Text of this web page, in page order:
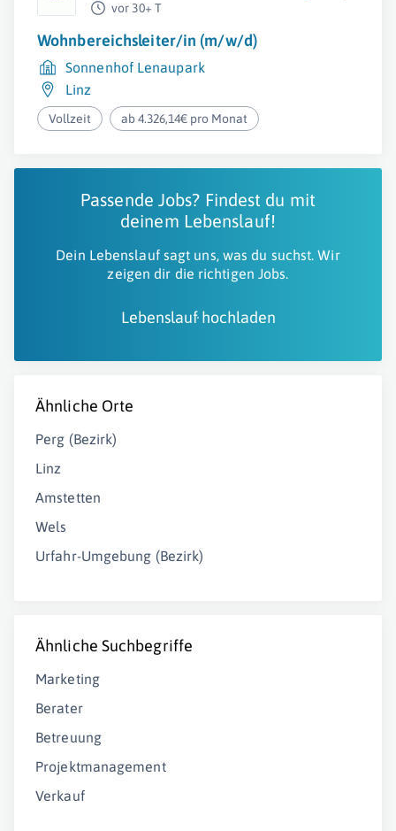
vor 30+ T
Wohnbereichsleiter/in (m/w/d)
Sonnenhof Lenaupark
Linz
Vollzeit ab 4.326,14€ pro Monat
Passende Jobs? Findest du mit
deinem Lebenslauf!
Dein Lebenslauf sagt uns, was du suchst. Wir
zeigen dir die richtigen Jobs.
Lebenslauf hochladen
Ähnliche Orte
Perg (Bezirk)
Linz
Amstetten
Wels
Urfahr-Umgebung (Bezirk)
Ähnliche Suchbegriffe
Marketing
Berater
Betreuung
Projektmanagement
Verkauf